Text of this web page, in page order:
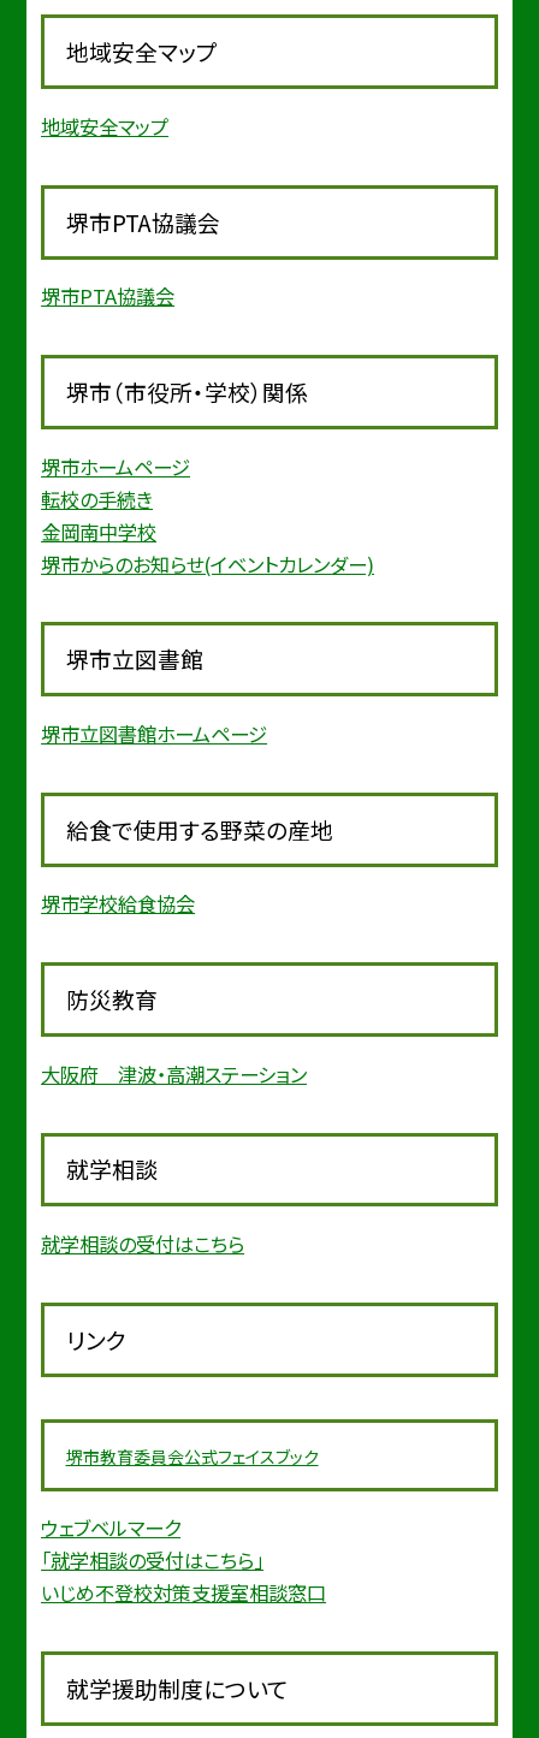
地域安全マップ
地域安全マップ
堺市PTA協議会
堺市PTA協議会
堺市（市役所・学校）関係
堺市ホームページ
転校の手続き
金岡南中学校
堺市からのお知らせ(イベントカレンダー)
堺市立図書館
堺市立図書館ホームページ
給食で使用する野菜の産地
堺市学校給食協会
防災教育
大阪府 津波・高潮ステーション
就学相談
就学相談の受付はこちら
リンク
堺市教育委員会公式フェイスブック
ウェブベルマーク
「就学相談の受付はこちら」
いじめ不登校対策支援室相談窓口
就学援助制度について